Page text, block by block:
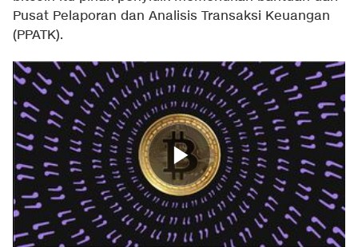
Pusat Pelaporan dan Analisis Transaksi Keuangan
(PPATK).